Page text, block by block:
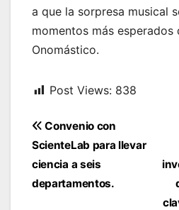
a que la sorpresa musical
momentos más
Onomástico.
Post Views: 838
Navegación
de
entradas
Convenio con
ScienteLab para llevar
ciencia a seis
departamentos.